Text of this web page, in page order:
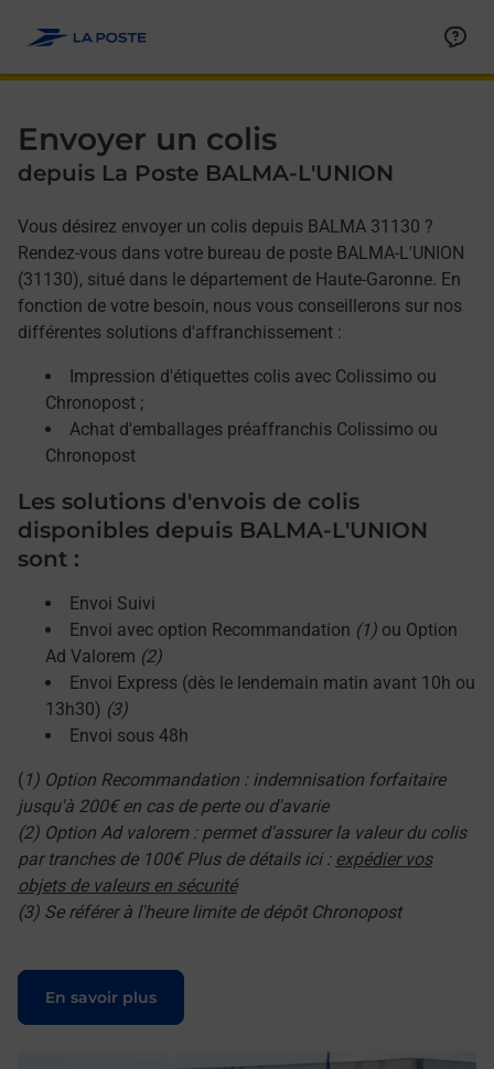
Envoyer un colis
depuis La Poste BALMA-L'UNION
Vous désirez envoyer un colis depuis BALMA 31130 ?
Rendez-vous dans votre bureau de poste BALMA-L'UNION
(31130), situé dans le département de Haute-Garonne. En
fonction de votre besoin, nous vous conseillerons sur nos
différentes solutions d'affranchissement :
Impression d'étiquettes colis avec Colissimo ou
Chronopost ;
Achat d'emballages préaffranchis Colissimo ou
Chronopost
Les solutions d'envois de colis
disponibles depuis BALMA-L'UNION
sont :
Envoi Suivi
Envoi avec option Recommandation (1) ou Option
Ad Valorem (2)
Envoi Express (dès le lendemain matin avant 10h ou
13h30) (3)
Envoi sous 48h
( 1) Option Recommandation : indemnisation forfaitaire
jusqu'à 200€ en cas de perte ou d'avarie
(2) Option Ad valorem : permet d'assurer la valeur du colis
par tranches de 100€ Plus de détails ici : expédier vos
objets de valeurs en sécurité
(3) Se référer à l'heure limite de dépôt Chronopost
En savoir plus
Le lien s'ouvre dans un nouvel onglet